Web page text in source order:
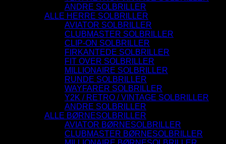
ANDRE SOLBRILLER
ALLE HERRE SOLBRILLER
AVIATOR SOLBRILLER
CLUBMASTER SOLBRILLER
CLIP-ON SOLBRILLER
FIRKANTEDE SOLBRILLER
FIT OVER SOLBRILLER
MILLIONAIRE SOLBRILLER
RUNDE SOLBRILLER
WAYFARER SOLBRILLER
Y2K / RETRO / VINTAGE SOLBRILLER
ANDRE SOLBRILLER
ALLE BØRNESOLBRILLER
AVIATOR BØRNESOLBRILLER
CLUBMASTER BØRNESOLBRILLER